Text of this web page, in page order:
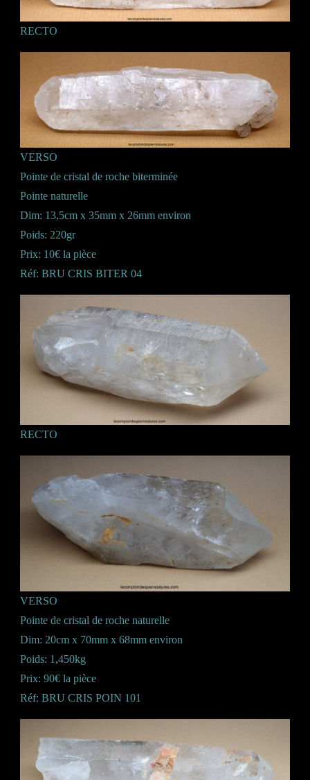
RECTO
VERSO
Pointe de cristal de roche biterminée
Pointe naturelle
Dim: 13,5cm x 35mm x 26mm environ
Poids: 220gr
Prix: 10€ la pièce
Réf: BRU CRIS BITER 04
RECTO
VERSO
Pointe de cristal de roche naturelle
Dim: 20cm x 70mm x 68mm environ
Poids: 1,450kg
Prix: 90€ la pièce
Réf: BRU CRIS POIN 101